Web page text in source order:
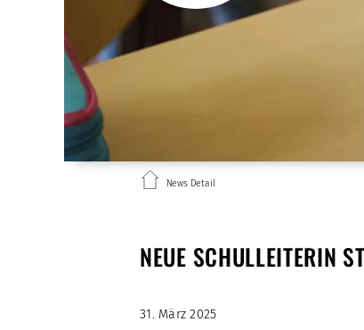
News Detail
NEUE SCHULLEITERIN
31. März 2025